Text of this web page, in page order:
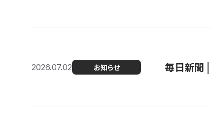
2026.07.02 お知らせ 毎日新聞 |